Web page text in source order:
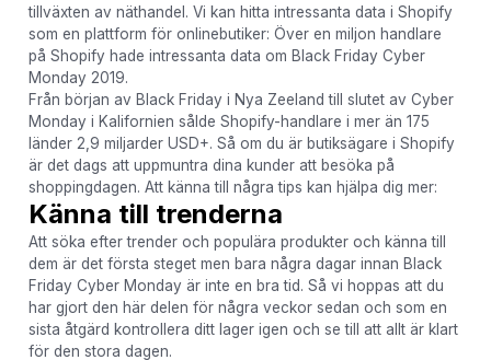
tillväxten av näthandel. Vi kan hitta intressanta data i Shopify
som en plattform för onlinebutiker: Över en miljon handlare
på Shopify hade intressanta data om Black Friday Cyber
Monday 2019.
Från början av Black Friday i Nya Zeeland till slutet av Cyber
Monday i Kalifornien sålde Shopify-handlare i mer än 175
länder 2,9 miljarder USD+. Så om du är butiksägare i Shopify
är det dags att uppmuntra dina kunder att besöka på
shoppingdagen. Att känna till några tips kan hjälpa dig mer:
Känna till trenderna
Att söka efter trender och populära produkter och känna till
dem är det första steget men bara några dagar innan Black
Friday Cyber Monday är inte en bra tid. Så vi hoppas att du
har gjort den här delen för några veckor sedan och som en
sista åtgärd kontrollera ditt lager igen och se till att allt är klart
för den stora dagen.